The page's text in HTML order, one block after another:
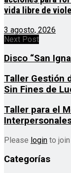
vida libre de
3 agosto, 2026
Next Post
Disco “San
Taller Gestión
Sin Fines de
Taller para el
Please login to
Categorías